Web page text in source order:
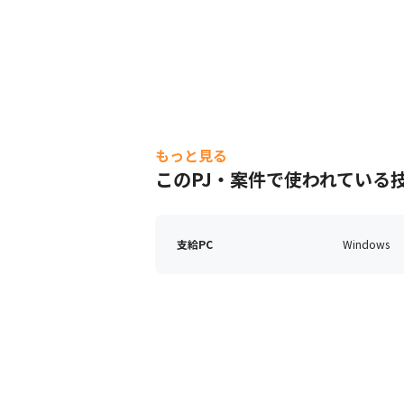
もっと見る
このPJ・案件で使われている
支給PC Windows